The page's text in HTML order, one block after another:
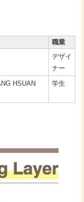
職業
デザイ
ナー
HSUAN
学生